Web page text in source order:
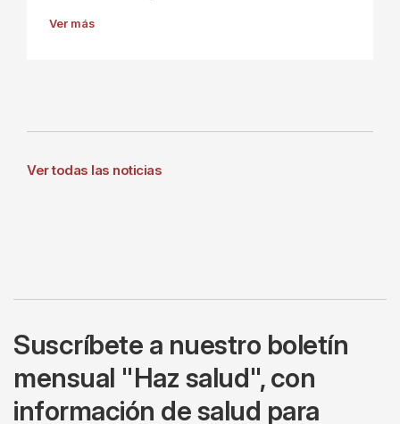
Ver más
Ver todas las noticias
Suscríbete a nuestro boletín
mensual "Haz salud", con
información de salud para